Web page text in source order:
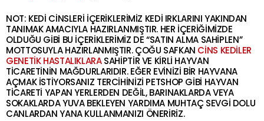
NOT: KEDİ CİNSLERİ İÇERİKLERİMİZ KEDİ IRKLARINI YAKINDAN
TANIMAK AMACIYLA HAZIRLANMIŞTIR. HER İÇERİĞİMİZDE
OLDUĞU GİBİ BU İÇERİKLERİMİZ DE “SATIN ALMA SAHİPLEN”
MOTTOSUYLA HAZIRLANMIŞTIR. ÇOĞU SAFKAN CİNS KEDİLER
GENETİK HASTALIKLARASAHİPTİR VE KİRLİ HAYVAN
TİCARETİNİN MAĞDURLARIDIR. EĞER EVİNİZİ BİR HAYVANA
AÇMAK İSTİYORSANIZ TERCİHİNİZİ PETSHOP GİBİ HAYVAN
TİCARETİ YAPAN YERLERDEN DEĞİL, BARINAKLARDA VEYA
SOKAKLARDA YUVA BEKLEYEN YARDIMA MUHTAÇ SEVGİ DOLU
CANLARDAN YANA KULLANMANIZI ÖNERİRİZ.